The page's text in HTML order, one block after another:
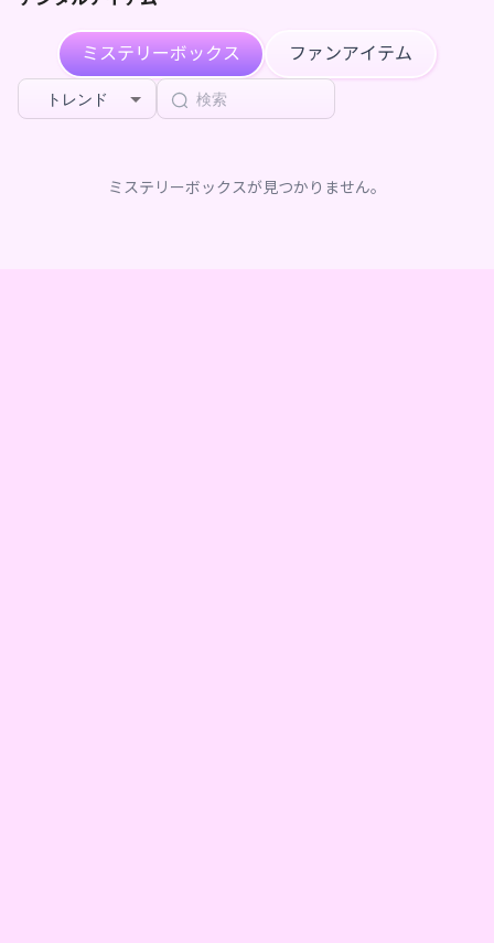
ミステリーボックス ファンアイテム
トレンド
ミステリーボックスが見つかりません。